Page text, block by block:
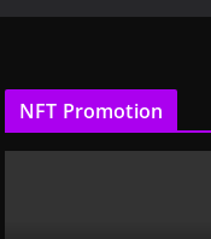
NFT Promotion